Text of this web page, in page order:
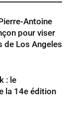
Antoine
pour viser
de Los Angeles
: le
la 14e édition